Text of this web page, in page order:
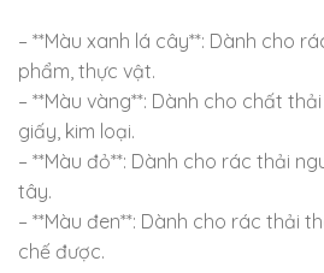
– **Màu xanh lá cây**: Dành cho
phẩm, thực vật.
– **Màu vàng**: Dành cho chất
giấy, kim loại.
– **Màu đỏ**: Dành cho rác thải
tây.
– **Màu đen**: Dành cho rác thải
chế được.